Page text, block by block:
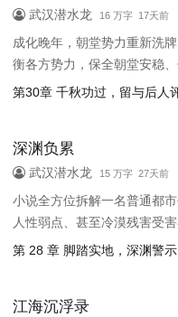
武汉潜水龙 16 万字 17天前
成化晚年，朝堂势力重新洗
衡各方势力，保全朝堂安稳
化幕后砥柱，无权臣篡逆之
第30章 千秋功过，留与后人
深渊负累
武汉潜水龙 15 万字 27天前
小说全方位拆解一名普通都
人性弱点、甚至冷漠残害受
无捷径，所有赚快钱的美梦
第 28 章 脚踏实地，深渊警示
江海沉浮录